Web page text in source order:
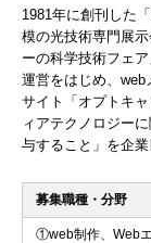
1981年に創刊した
模の光技術専門展
ーの科学技術フェ
運営をはじめ、web
サイト「オプトキ
ィアテクノロジー
与すること」を企
募集職種・分野
①web制作、Web